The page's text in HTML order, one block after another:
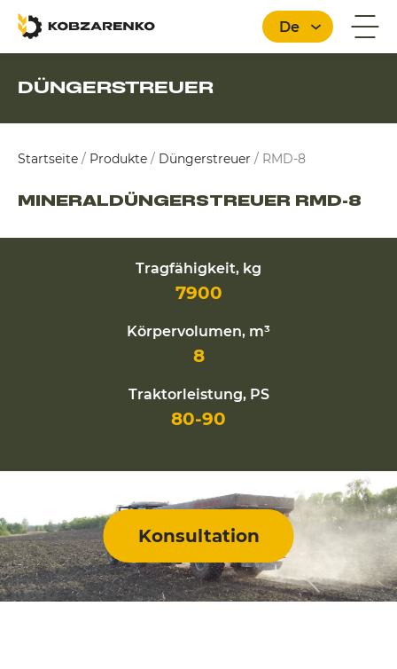
De
DÜNGERSTREUER
Startseite / Produkte / Düngerstreuer / RMD-8
MINERALDÜNGERSTREUER RMD-8
Tragfähigkeit, kg
7900
Körpervolumen, m³
8
Traktorleistung, PS
80-90
Konsultation